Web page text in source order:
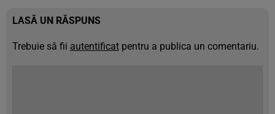
LASĂ UN RĂSPUNS
Trebuie să fii autentificat pentru a publica un comentariu.